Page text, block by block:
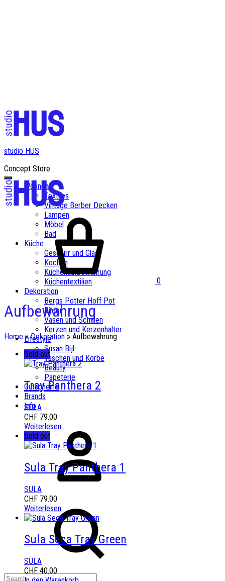
studio HUS
Concept Store
Wohnen
Textiles
Vintage Berber Decken
Lampen
Möbel
Bad
Küche
Geschirr und Glas
Kochen
Küchenaufbewahrung
Küchentextilien
Dekoration
Bergs Potter Hoff Pot
Bilder
Vasen und Schalen
Kerzen und Kerzenhalter
Lifestyle
Susan Bijl
Taschen und Körbe
Beauty
Papeterie
Gutscheine
Brands
Info
0
Aufbewahrung
Home »Dekoration»Aufbewahrung
Sold out
Tray Panthera 2
SULA
CHF 79.00
Weiterlesen
Sold out
Sula Tray Panthera 1
SULA
CHF 79.00
Weiterlesen
Sula Seca Tray Green
SULA
CHF 40.00